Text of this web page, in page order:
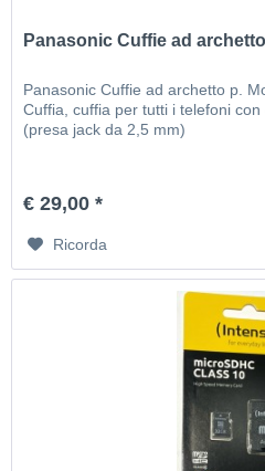
Panasonic Cuffie ad
Panasonic Cuffie ad archetto p.
Cuffia, cuffia per tutti i telefoni
(presa jack da 2,5 mm)
€ 29,00 *
Ricorda